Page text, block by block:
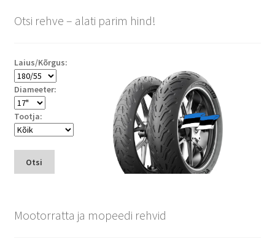
Otsi rehve – alati parim hind!
Laius/Kõrgus:
Diameeter:
Tootja:
Otsi
Mootorratta ja mopeedi rehvid